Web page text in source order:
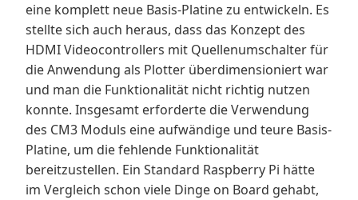
eine komplett neue Basis-Platine zu entwickeln. Es
stellte sich auch heraus, dass das Konzept des
HDMI Videocontrollers mit Quellenumschalter für
die Anwendung als Plotter überdimensioniert war
und man die Funktionalität nicht richtig nutzen
konnte. Insgesamt erforderte die Verwendung
des CM3 Moduls eine aufwändige und teure Basis-
Platine, um die fehlende Funktionalität
bereitzustellen. Ein Standard Raspberry Pi hätte
im Vergleich schon viele Dinge on Board gehabt,